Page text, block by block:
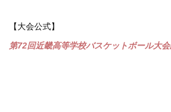
【大会公式】
第72回近畿高等学校バスケットボール大